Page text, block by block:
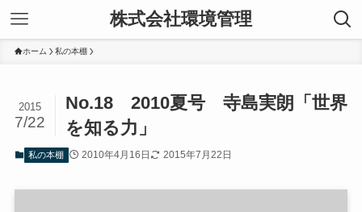
株式会社環境管理
ホーム 私の本棚
No.18 2010夏号 寺島実朗「世界
を知る力」
2015
7/22
私の本棚 2010年4月16日 2015年7月22日